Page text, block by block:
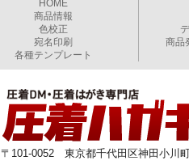
HOME
商品情報
色校正
宛名印刷
各種テンプレート
商品
〒101-0052 東京都千代田区神田小川